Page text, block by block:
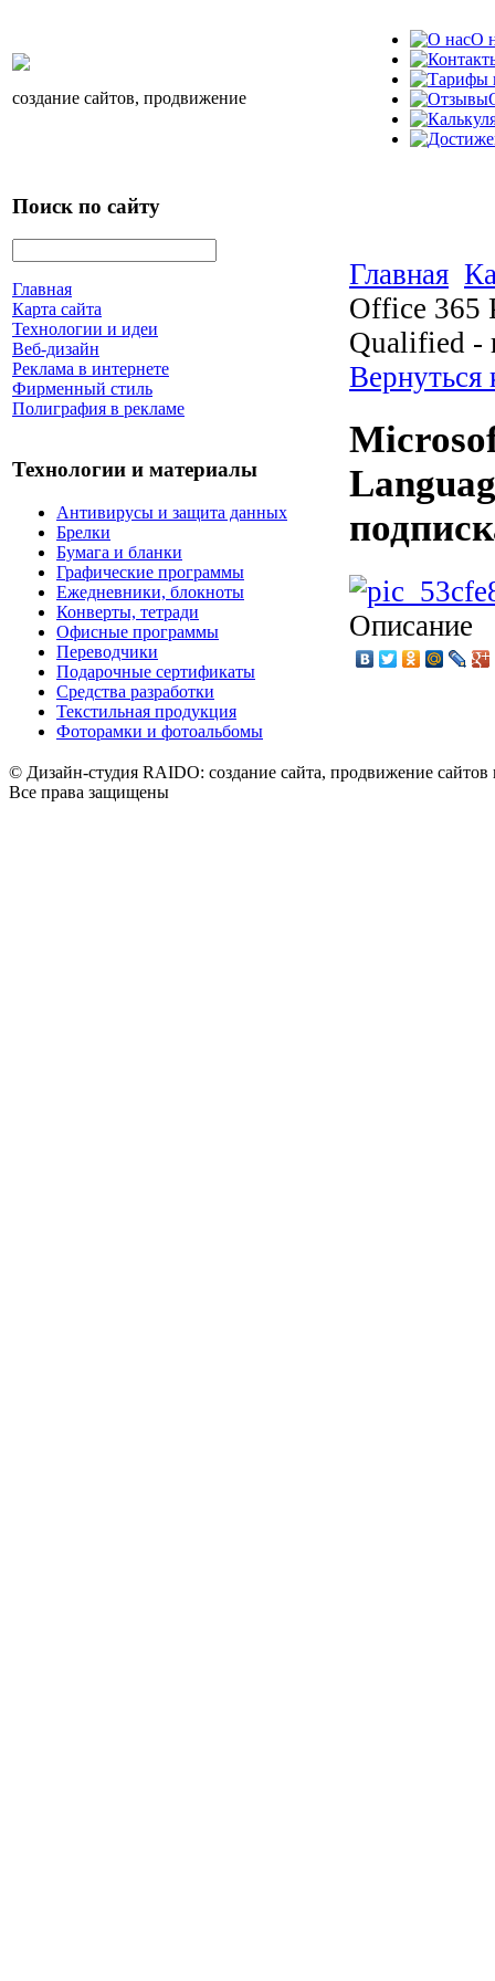
создание сайтов, продвижение
О
Поиск по сайту
Главная
Карта сайта
Технологии и идеи
Веб-дизайн
Реклама в интернете
Фирменный стиль
Полиграфия в рекламе
Технологии и материалы
Антивирусы и защита данных
Брелки
Бумага и бланки
Графические программы
Ежедневники, блокноты
Конверты, тетради
Офисные программы
Переводчики
Подарочные сертификаты
Средства разработки
Текстильная продукция
Фоторамки и фотоальбомы
Главная
Office 365
Qualified -
Описание
© Дизайн-студия RAIDO: создание сайта, продвижение сайтов
Все права защищены